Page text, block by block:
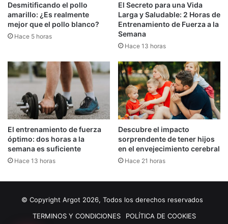
Desmitificando el pollo
amarillo: ¿Es realmente
mejor que el pollo blanco?
Hace 5 horas
El Secreto para una Vida
Larga y Saludable: 2 Horas de
Entrenamiento de Fuerza a la
Semana
Hace 13 horas
El entrenamiento de fuerza
óptimo: dos horas a la
semana es suficiente
Hace 13 horas
Descubre el impacto
sorprendente de tener hijos
en el envejecimiento cerebral
Hace 21 horas
© Copyright Argot 2026, Todos los derechos reservados
TERMINOS Y CONDICIONES
POLÍTICA DE COOKIES